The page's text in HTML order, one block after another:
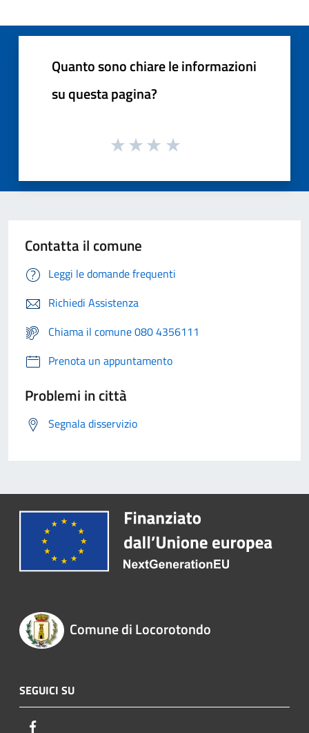
Quanto sono chiare le informazioni
su questa pagina?
Contatta il comune
Leggi le domande frequenti
Richiedi Assistenza
Chiama il comune 080 4356111
Prenota un appuntamento
Problemi in città
Segnala disservizio
Comune di Locorotondo
SEGUICI SU